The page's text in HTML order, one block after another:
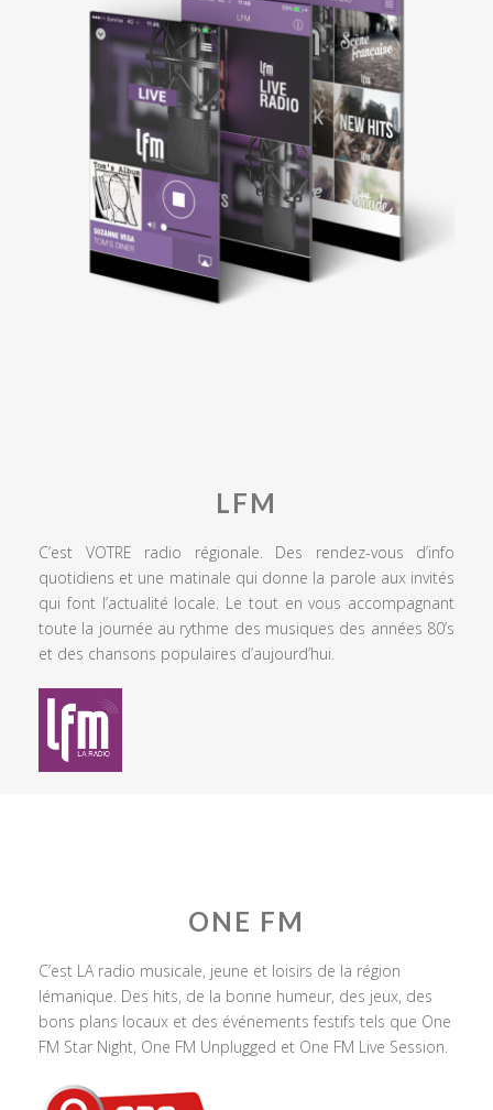
LFM
C’est VOTRE radio régionale. Des rendez-vous d’info
quotidiens et une matinale qui donne la parole aux invités
qui font l’actualité locale. Le tout en vous accompagnant
toute la journée au rythme des musiques des années 80’s
et des chansons populaires d’aujourd’hui.
ONE FM
C’est LA radio musicale, jeune et loisirs de la région
lémanique. Des hits, de la bonne humeur, des jeux, des
bons plans locaux et des événements festifs tels que One
FM Star Night, One FM Unplugged et One FM Live Session.